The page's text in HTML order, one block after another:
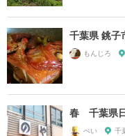
千葉県 銚子
もんじろ
春 千葉県
ぺい 千